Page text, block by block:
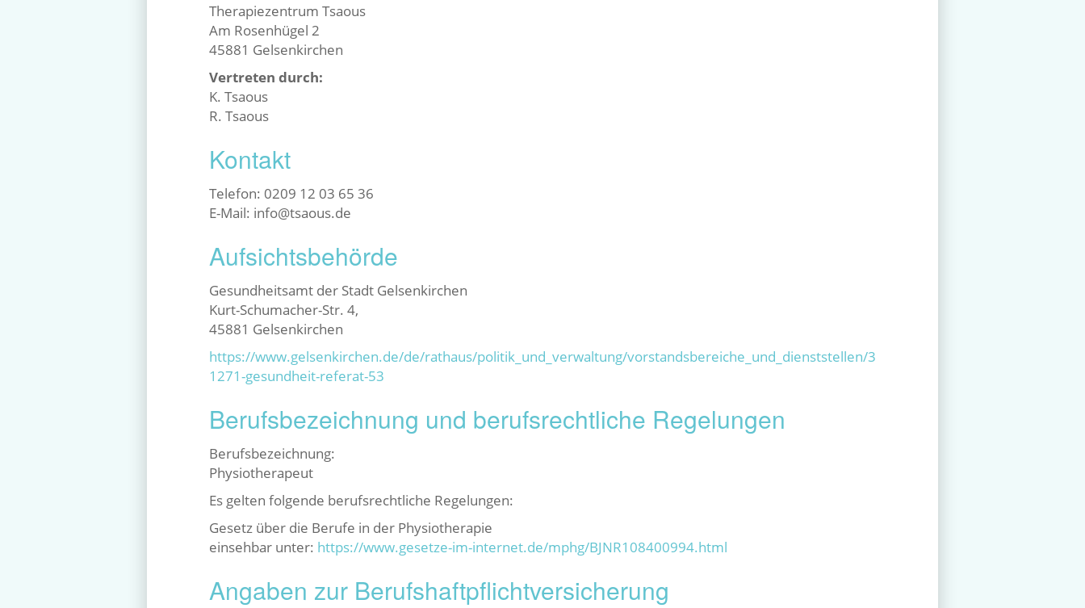
Therapiezentrum Tsaous
Am Rosenhügel 2
45881 Gelsenkirchen
Vertreten durch:
K. Tsaous
R. Tsaous
Kontakt
Telefon: 0209 12 03 65 36
E-Mail: info@tsaous.de
Aufsichtsbehörde
Gesundheitsamt der Stadt Gelsenkirchen
Kurt-Schumacher-Str. 4,
45881 Gelsenkirchen
https://www.gelsenkirchen.de/de/rathaus/politik_und_verwaltung/vorstandsbereiche_und_dienststellen/3
1271-gesundheit-referat-53
Berufsbezeichnung und berufsrechtliche Regelungen
Berufsbezeichnung:
Physiotherapeut
Es gelten folgende berufsrechtliche Regelungen:
Gesetz über die Berufe in der Physiotherapie
einsehbar unter: https://www.gesetze-im-internet.de/mphg/BJNR108400994.html
Angaben zur Berufs­haftpflicht­versicherung